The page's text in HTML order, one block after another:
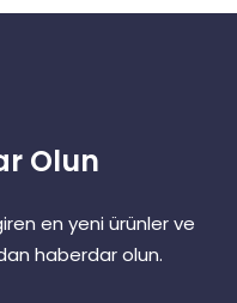
Olun
en yeni ürünler ve
haberdar olun.